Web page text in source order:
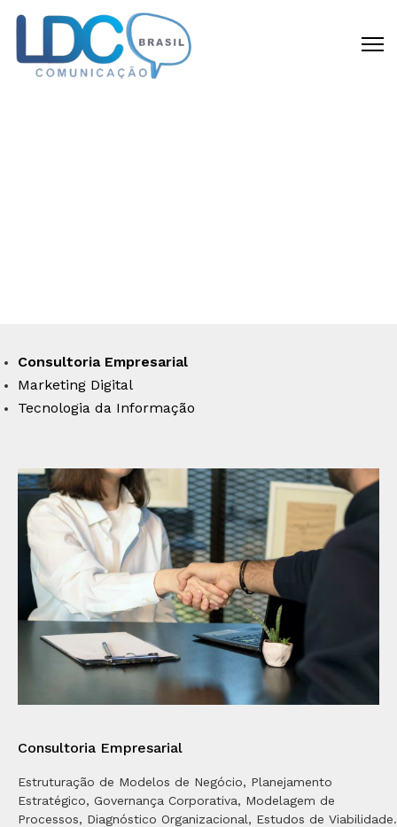
Consultoria Empresarial
Marketing Digital
Tecnologia da Informação
Consultoria Empresarial
Estruturação de Modelos de Negócio, Planejamento
Estratégico, Governança Corporativa, Modelagem de
Processos, Diagnóstico Organizacional, Estudos de Viabilidade.